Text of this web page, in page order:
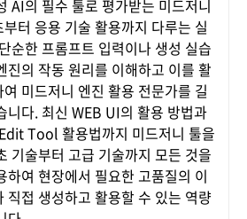
AI의 필수 툴로 평가받는 미드저니
터 응용 기술 활용까지 다루는 실
순한 프롬프트 입력이나 생성 실습
진의 작동 원리를 이해하고 이를 활
미드저니 엔진 활용 전문가를 길
니다. 최신 WEB UI의 활용 방법과
Tool 활용법까지 미드저니 툴을
기술부터 고급 기술까지 모든 것을
하여 현장에서 필요한 고품질의 이
직접 생성하고 활용할 수 있는 역량